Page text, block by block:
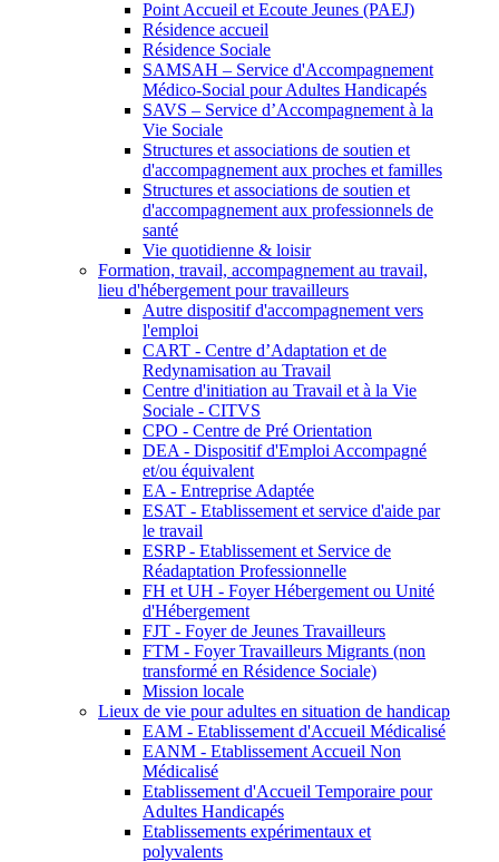
Point Accueil et Ecoute Jeunes (PAEJ)
Résidence accueil
Résidence Sociale
SAMSAH – Service d'Accompagnement
Médico-Social pour Adultes Handicapés
SAVS – Service d’Accompagnement à la
Vie Sociale
Structures et associations de soutien et
d'accompagnement aux proches et familles
Structures et associations de soutien et
d'accompagnement aux professionnels de
santé
Vie quotidienne & loisir
Formation, travail, accompagnement au travail,
lieu d'hébergement pour travailleurs
Autre dispositif d'accompagnement vers
l'emploi
CART - Centre d’Adaptation et de
Redynamisation au Travail
Centre d'initiation au Travail et à la Vie
Sociale - CITVS
CPO - Centre de Pré Orientation
DEA - Dispositif d'Emploi Accompagné
et/ou équivalent
EA - Entreprise Adaptée
ESAT - Etablissement et service d'aide par
le travail
ESRP - Etablissement et Service de
Réadaptation Professionnelle
FH et UH - Foyer Hébergement ou Unité
d'Hébergement
FJT - Foyer de Jeunes Travailleurs
FTM - Foyer Travailleurs Migrants (non
transformé en Résidence Sociale)
Mission locale
Lieux de vie pour adultes en situation de handicap
EAM - Etablissement d'Accueil Médicalisé
EANM - Etablissement Accueil Non
Médicalisé
Etablissement d'Accueil Temporaire pour
Adultes Handicapés
Etablissements expérimentaux et
polyvalents